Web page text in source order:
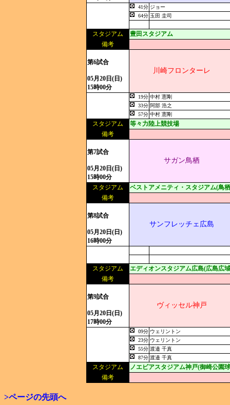
41分 ジョー
64分 玉田 圭司
スタジアム
豊田スタジアム
備考
第6試合
05月20日(日)
15時00分
川崎フロンターレ
19分 中村 憲剛
33分 阿部 浩之
57分 中村 憲剛
スタジアム
等々力陸上競技場
備考
第7試合
05月20日(日)
15時00分
サガン鳥栖
スタジアム
ベストアメニティ・スタジアム(鳥
備考
第8試合
05月20日(日)
16時00分
サンフレッチェ広島
スタジアム
エディオンスタジアム広島(広島広
備考
第9試合
05月20日(日)
17時00分
ヴィッセル神戸
09分 ウェリントン
23分 ウェリントン
55分 渡邉 千真
87分 渡邉 千真
スタジアム
ノエビアスタジアム神戸(御崎公園
備考
>ページの先頭へ